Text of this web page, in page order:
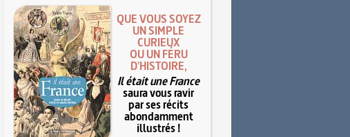
QUE VOUS SOYEZ
UN SIMPLE
CURIEUX
OU UN FÉRU
D'HISTOIRE,
Il était une France
saura vous ravir
par ses récits
abondamment
illustrés !